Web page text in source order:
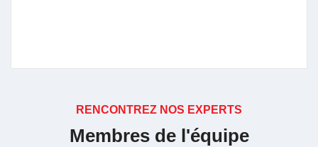
RENCONTREZ NOS EXPERTS
Membres de l'équipe